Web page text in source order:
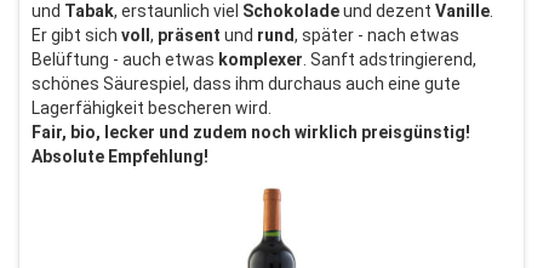
und Tabak, erstaunlich viel Schokoladeund dezent Vanille
Er gibt sich voll , präsent und rund, später - nach etwas
Belüftung - auch etwas komplexer . Sanft adstringierend,
schönes Säurespiel, dass ihm durchaus auch eine gute
Lagerfähigkeit bescheren wird.
Fair, bio, lecker und zudem noch wirklich preisgünstig!
Absolute Empfehlung!